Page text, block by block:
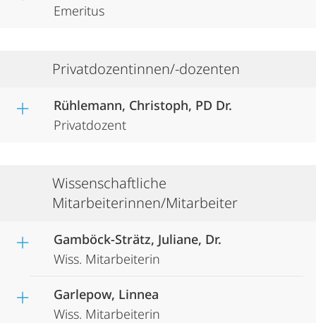
Emeritus
Privatdozentinnen/-dozenten
Rühlemann, Christoph, PD Dr.
Privatdozent
Wissenschaftliche
Mitarbeiterinnen/Mitarbeiter
Gamböck-Strätz, Juliane, Dr.
Wiss. Mitarbeiterin
Garlepow, Linnea
Wiss. Mitarbeiterin